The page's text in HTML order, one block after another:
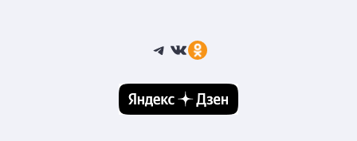
Telegram
ВКонтакте
Ссылка